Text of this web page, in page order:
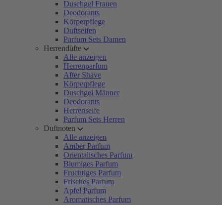
Duschgel Frauen
Deodorants
Körperpflege
Duftseifen
Parfum Sets Damen
Herrendüfte
Alle anzeigen
Herrenparfum
After Shave
Körperpflege
Duschgel Männer
Deodorants
Herrenseife
Parfum Sets Herren
Duftnoten
Alle anzeigen
Amber Parfum
Orientalisches Parfum
Blumiges Parfum
Fruchtiges Parfum
Frisches Parfum
Apfel Parfum
Aromatisches Parfum